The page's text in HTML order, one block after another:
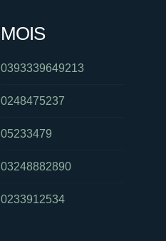
MOIS
0393339649213
0248475237
05233479
03248882890
0233912534